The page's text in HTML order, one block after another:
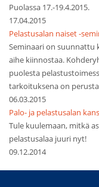
Puolassa 17.-19.4.2015.
17.04.2015
Pelastusalan naiset -
Seminaari on suunnattu
aihe kiinnostaa.
puolesta
tarkoituksena on
06.03.2015
Palo- ja pelastusalan
Tule kuulemaan, mitkä
pelastusalaa juuri nyt!
09.12.2014